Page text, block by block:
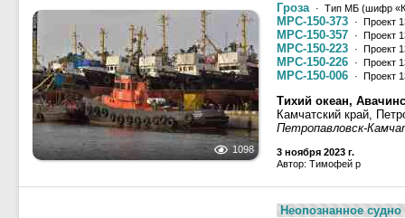
1098
Гроза · Тип МБ (шифр
МРС-150-373 · Проект
МРС-150-357 · Проект
МРС-150-223 · Проект
МРС-150-226 · Проект
МРС-150-006 · Проект
Тихий океан,
Камчатский край,
Петропавловск-
3 ноября 2023 г.
Автор: Тимофей р
Неопознанное